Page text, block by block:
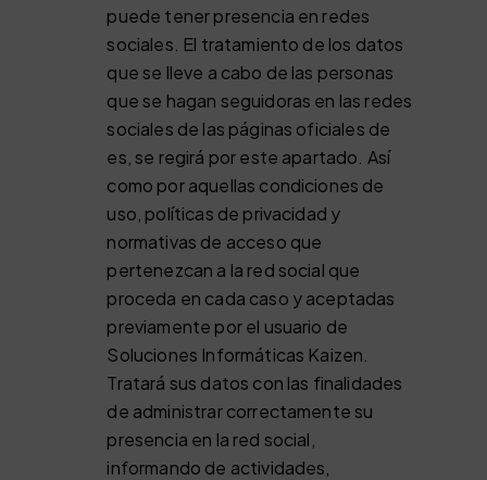
puede tener presencia en redes
sociales. El tratamiento de los datos
que se lleve a cabo de las personas
que se hagan seguidoras en las redes
sociales de las páginas oficiales de
es, se regirá por este apartado. Así
como por aquellas condiciones de
uso, políticas de privacidad y
normativas de acceso que
pertenezcan a la red social que
proceda en cada caso y aceptadas
previamente por el usuario de
Soluciones Informáticas Kaizen.
Tratará sus datos con las finalidades
de administrar correctamente su
presencia en la red social,
informando de actividades,